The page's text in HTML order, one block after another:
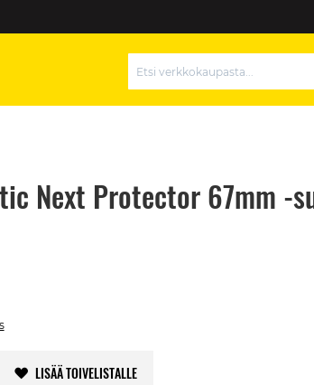
Next Protector 67mm -
LISÄÄ TOIVELISTALLE